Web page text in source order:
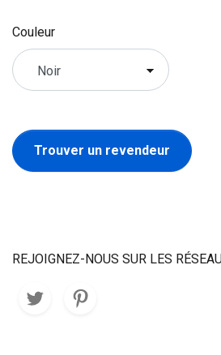
Couleur
Trouver un revendeur
REJOIGNEZ-NOUS SUR LES